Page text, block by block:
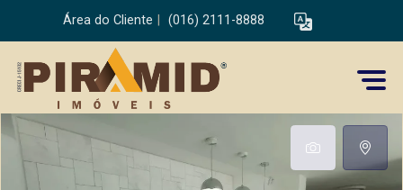
Área do Cliente (016) 2111-8888